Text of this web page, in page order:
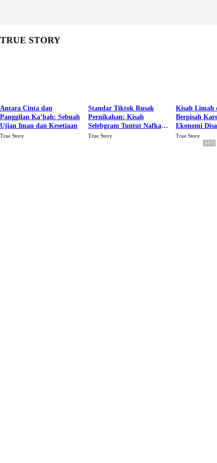
TRUE STORY
Antara Cinta dan
Panggilan Ka’bah: Sebuah
Ujian Iman dan Kesetiaan
True Story
Standar Tiktok Rusak
Pernikahan: Kisah
Selebgram Tuntut Nafkah
Rp.15 Juta Perbulan
True Story
Kisah Limah
Berpisah
Ekonomi
Karena Cinta
True Story